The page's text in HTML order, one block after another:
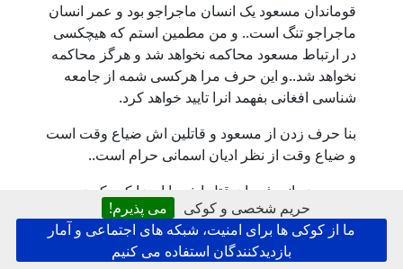
حریم شخصی و کوکی
می پذیرم!
ما از کوکی ها برای امنیت، شبکه های اجتماعی و آمار
بازدیدکنندگان استفاده می کنیم
قوماندان مسعود یک انسان ماجراجو بود و عمر انسان
ماجراجو تنگ است.. و من مطمین استم که هیچکسی
در ارتباط مسعود محاکمه نخواهد شد و هرگز محاکمه
نخواهد شد..و این حرف مرا هرکسی شمه از جامعه
شناسی افغانی بفهمد انرا تایید خواهد کرد.
بنا حرف زدن از مسعود و قاتلین اش ضیاع وقت است
و ضیاع وقت از نظر ادیان اسمانی حرام است..
مسعود زمانی فرمان قتل اش را امضا کرد که زیر
وعده قول اش را با مزاری و دوستم و جناب سیاف زد
و با عقب نیشینی به پنجشیر این مقوله یا حدس به یقین